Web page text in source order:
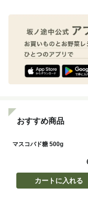
おすすめ商品
マスコバド糖 500g
カートに入れる